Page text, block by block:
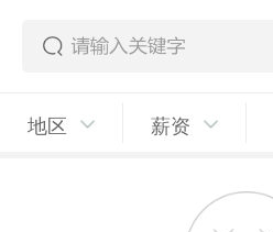
地区 薪资